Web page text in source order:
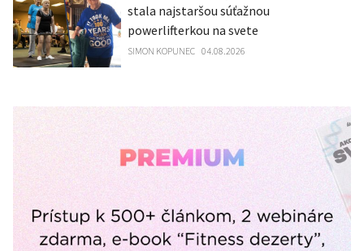
stala najstaršou súťažnou
powerlifterkou na svete
SIMON KOPUNEC 04.08.2026